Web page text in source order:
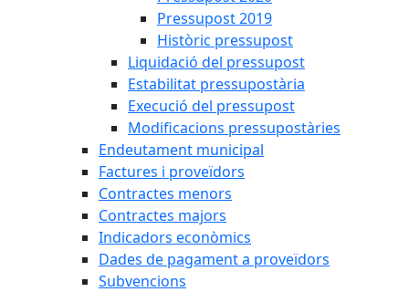
Pressupost 2019
Històric pressupost
Liquidació del pressupost
Estabilitat pressupostària
Execució del pressupost
Modificacions pressupostàries
Endeutament municipal
Factures i proveïdors
Contractes menors
Contractes majors
Indicadors econòmics
Dades de pagament a proveïdors
Subvencions